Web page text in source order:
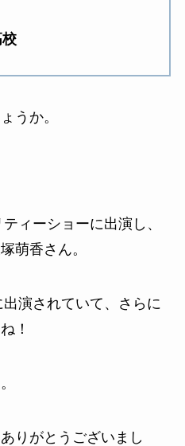
うか。
ィーショーに出演し、
萌香さん。
演されていて、さらに
！
りがとうございまし